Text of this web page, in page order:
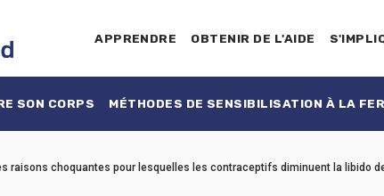
APPRENDRE OBTENIR DE L'AIDE
SON CORPS MÉTHODES DE SENSIBILISATION À LA
raisons choquantes pour lesquelles les contraceptifs diminuent la libido